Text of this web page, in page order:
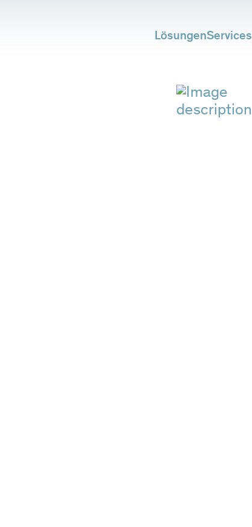
LösungenServices